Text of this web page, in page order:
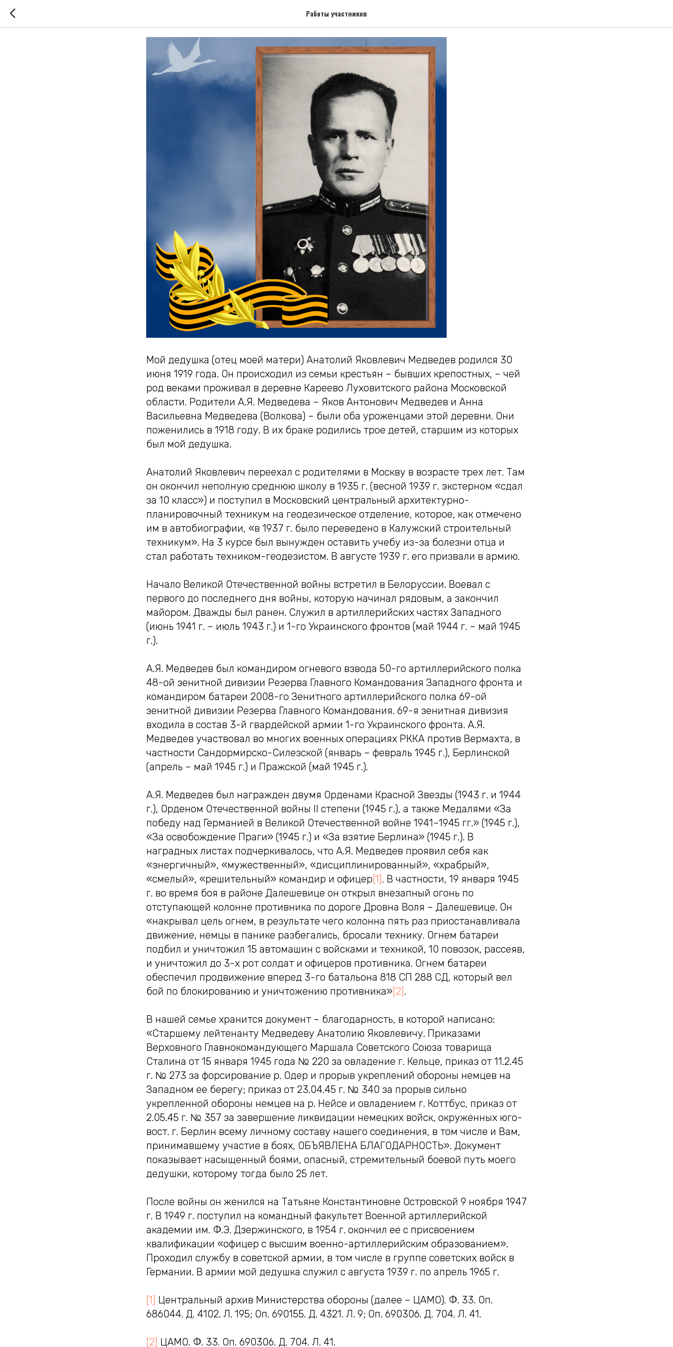
Работы участников
Медведев Анатолий Яковлевич
Мой дедушка (отец моей матери) Анатолий Яковлевич Медведев родился 30
июня 1919 года. Он происходил из семьи крестьян – бывших крепостных, – чей
род веками проживал в деревне Кареево Луховитского района Московской
области. Родители А.Я. Медведева – Яков Антонович Медведев и Анна
Васильевна Медведева (Волкова) – были оба уроженцами этой деревни. Они
поженились в 1918 году. В их браке родились трое детей, старшим из которых
был мой дедушка.
Анатолий Яковлевич переехал с родителями в Москву в возрасте трех лет. Там
он окончил неполную среднюю школу в 1935 г. (весной 1939 г. экстерном «сдал
за 10 класс») и поступил в Московский центральный архитектурно-
планировочный техникум на геодезическое отделение, которое, как отмечено
им в автобиографии, «в 1937 г. было переведено в Калужский строительный
техникум». На 3 курсе был вынужден оставить учебу из-за болезни отца и
стал работать техником-геодезистом. В августе 1939 г. его призвали в армию.
Начало Великой Отечественной войны встретил в Белоруссии. Воевал с
первого до последнего дня войны, которую начинал рядовым, а закончил
майором. Дважды был ранен. Служил в артиллерийских частях Западного
(июнь 1941 г. – июль 1943 г.) и 1-го Украинского фронтов (май 1944 г. – май 1945
г.).
А.Я. Медведев был командиром огневого взвода 50-го артиллерийского полка
48-ой зенитной дивизии Резерва Главного Командования Западного фронта и
командиром батареи 2008-го Зенитного артиллерийского полка 69-ой
зенитной дивизии Резерва Главного Командования. 69-я зенитная дивизия
входила в состав 3-й гвардейской армии 1-го Украинского фронта. А.Я.
Медведев участвовал во многих военных операциях РККА против Вермахта, в
частности Сандормирско-Силезской (январь – февраль 1945 г.), Берлинской
(апрель – май 1945 г.) и Пражской (май 1945 г.).
А.Я. Медведев был награжден двумя Орденами Красной Звезды (1943 г. и 1944
г.), Орденом Отечественной войны II степени (1945 г.), а также Медалями «За
победу над Германией в Великой Отечественной войне 1941–1945 гг.» (1945 г.),
«За освобождение Праги» (1945 г.) и «За взятие Берлина» (1945 г.). В
наградных листах подчеркивалось, что А.Я. Медведев проявил себя как
«энергичный», «мужественный», «дисциплинированный», «храбрый»,
«смелый», «решительный» командир и офицер[1]. В частности, 19 января 1945
г. во время боя в районе Далешевице он открыл внезапный огонь по
отступающей колонне противника по дороге Дровна Воля – Далешевице. Он
«накрывал цель огнем, в результате чего колонна пять раз приостанавливала
движение, немцы в панике разбегались, бросали технику. Огнем батареи
подбил и уничтожил 15 автомашин с войсками и техникой, 10 повозок, рассеяв,
и уничтожил до 3-х рот солдат и офицеров противника. Огнем батареи
обеспечил продвижение вперед 3-го батальона 818 СП 288 СД, который вел
бой по блокированию и уничтожению противника»[2].
В нашей семье хранится документ – благодарность, в которой написано:
«Старшему лейтенанту Медведеву Анатолию Яковлевичу. Приказами
Верховного Главнокомандующего Маршала Советского Союза товарища
Сталина от 15 января 1945 года № 220 за овладение г. Кельце, приказ от 11.2.45
г. № 273 за форсирование р. Одер и прорыв укреплений обороны немцев на
Западном ее берегу; приказ от 23.04.45 г. № 340 за прорыв сильно
укрепленной обороны немцев на р. Нейсе и овладением г. Коттбус, приказ от
2.05.45 г. № 357 за завершение ликвидации немецких войск, окруженных юго-
вост. г. Берлин всему личному составу нашего соединения, в том числе и Вам,
принимавшему участие в боях, ОБЪЯВЛЕНА БЛАГОДАРНОСТЬ». Документ
показывает насыщенный боями, опасный, стремительный боевой путь моего
дедушки, которому тогда было 25 лет.
После войны он женился на Татьяне Константиновне Островской 9 ноября 1947
г. В 1949 г. поступил на командный факультет Военной артиллерийской
академии им. Ф.Э. Дзержинского, в 1954 г. окончил ее с присвоением
квалификации «офицер с высшим военно-артиллерийским образованием».
Проходил службу в советской армии, в том числе в группе советских войск в
Германии. В армии мой дедушка служил с августа 1939 г. по апрель 1965 г.
[1] Центральный архив Министерства обороны (далее – ЦАМО). Ф. 33. Оп.
686044. Д. 4102. Л. 195; Оп. 690155. Д. 4321. Л. 9; Оп. 690306. Д. 704. Л. 41.
[2] ЦАМО. Ф. 33. Оп. 690306. Д. 704. Л. 41.